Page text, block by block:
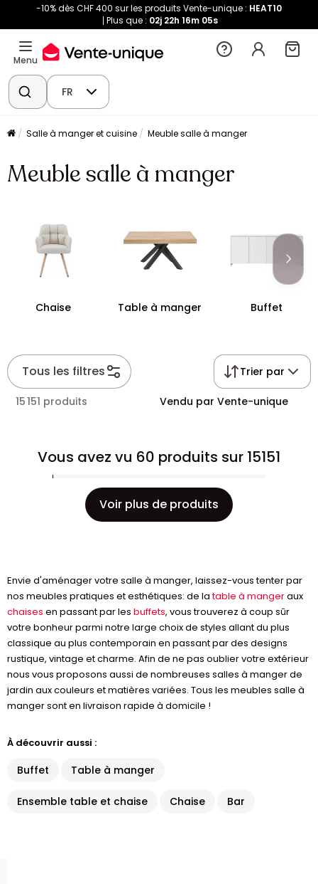
-10% dès CHF 400 sur les produits Vente-unique : HEAT10
Plus que : 02j 22h 16m 05s
Menu
FR
Salle à manger et cuisine Meuble salle à manger
Meuble salle à manger
Chaise Table à manger Buffet
Tous les filtres Trier par
15 151 produits Vendu par Vente-unique
Vous avez vu 60 produits sur 15151
Voir plus de produits
Envie d'aménager votre salle à manger, laissez-vous tenter par
nos meubles pratiques et esthétiques: de latable à mangeraux
chaises en passant par les buffets, vous trouverez à coup sûr
votre bonheur parmi notre large choix de styles allant du plus
classique au plus contemporain en passant par des designs
rustique, vintage et charme. Afin de ne pas oublier votre extérieur
nous vous proposons aussi de nombreuses salles à manger de
jardin aux couleurs et matières variées. Tous les meubles salle à
manger sont en livraison rapide à domicile !
À découvrir aussi :
Buffet Table à manger
Ensemble table et chaise Chaise Bar